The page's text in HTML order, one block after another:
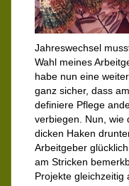
Jahreswechsel
Wahl meines
habe nun eine
ganz sicher, dass
definiere Pflege
verbiegen. Nun, wie
dicken Haken
Arbeitgeber
am Stricken
Projekte gleichzeitig